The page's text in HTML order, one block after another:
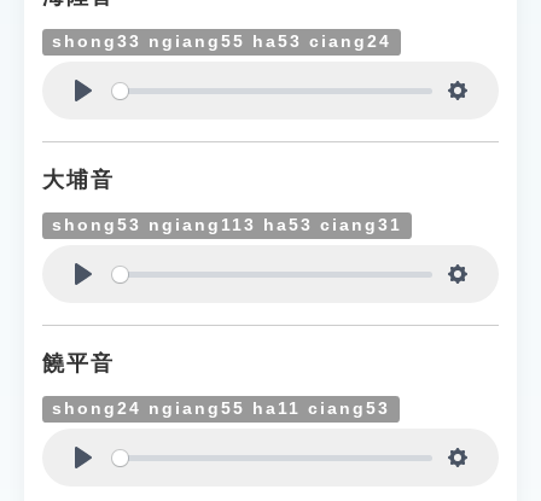
shong33 ngiang55 ha53 ciang24
大埔音
shong53 ngiang113 ha53 ciang31
饒平音
shong24 ngiang55 ha11 ciang53